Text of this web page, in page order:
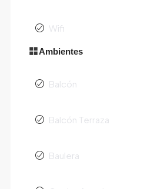
Wifi
Ambientes
Balcón
Balcón Terraza
Baulera